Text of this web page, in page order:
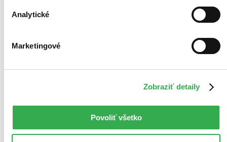
Analytické
Marketingové
Zobraziť detaily
Povoliť všetko
TOP #45
Greenland 2: Útěk
Amber Rose Revah
film Greenland 2: Útěk oddanou rodinu Johna Garrityho, jeho
manželky a syna, kteří jsou nuceni opustit relativní bezpečí bunkru v
Grónsku a vydat se hledat nový domov ve zničeném světě...